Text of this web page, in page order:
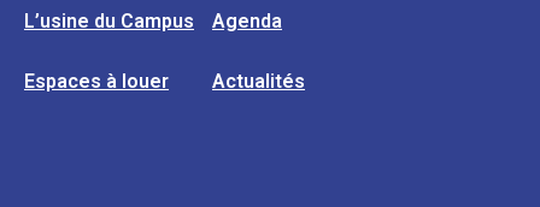
L’usine du Campus Agenda
Espaces à louer Actualités